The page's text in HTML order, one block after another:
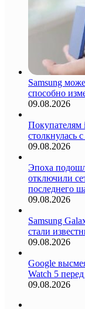
Samsung
способно
09.08.2026
Покупателям
столкнулась
09.08.2026
Эпоха
отключили
последнего
09.08.2026
Samsung
стали
09.08.2026
Google
Watch 5
09.08.2026